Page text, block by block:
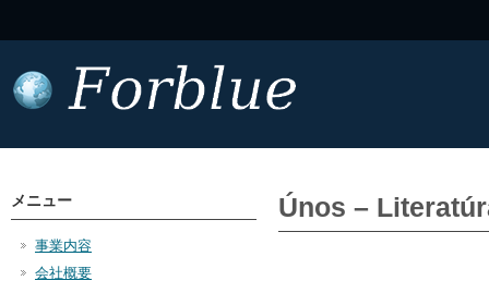
Únos –
メニュー
事業内容
会社概要